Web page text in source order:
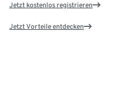
Jetzt kostenlos registrieren
Jetzt Vorteile entdecken